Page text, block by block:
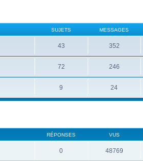
SUJETS MESSAGES
43 352
72 246
9 24
RÉPONSES VUS
0 48769